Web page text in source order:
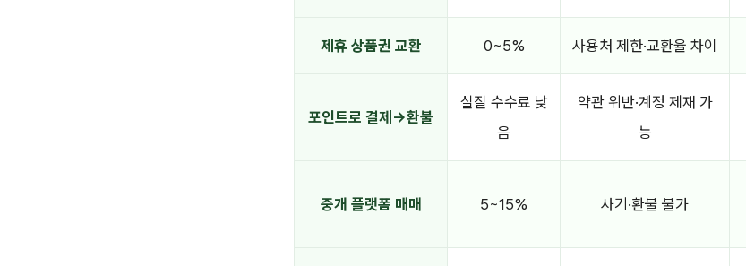
제휴 상품권 교환 0~5% 사용처 제한·교환율 차이
포인트로 결제→환불
실질 수수료 낮
음
약관 위반·계정 제재 가
능
중개 플랫폼 매매 5~15% 사기·환불 불가